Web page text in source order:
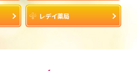
レデイ薬局